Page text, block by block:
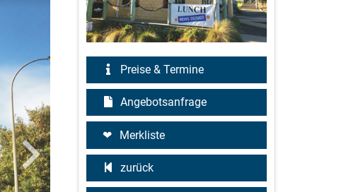
Preise & Termine
Angebotsanfrage
Merkliste
zurück